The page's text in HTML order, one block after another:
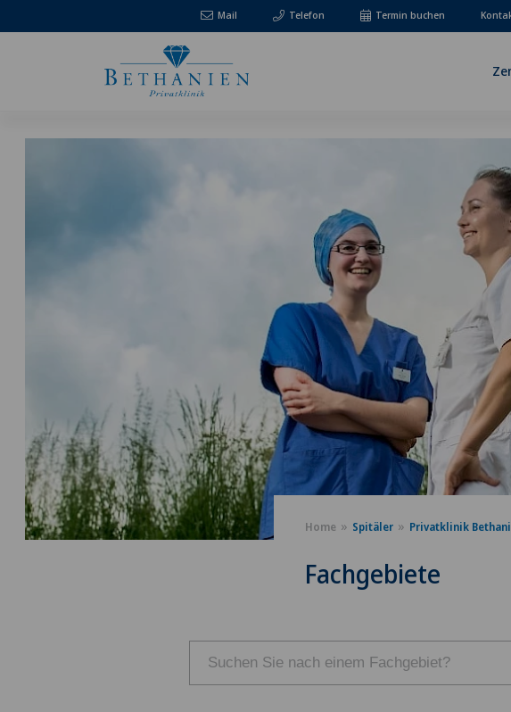
Mail Telefon Termin buchen
Home Spitäler Privatklinik
Fachgebiete